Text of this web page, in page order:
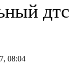
дтс
08:04